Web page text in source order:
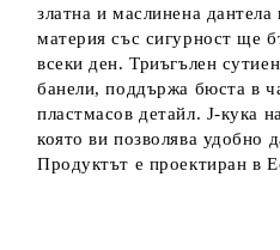
златна и маслинена
материя със сигурност ще
всеки ден. Триъгълен
банели, поддържа бюста в
пластмасов детайл. J-кука
която ви позволява удобно
Продуктът е проектиран в